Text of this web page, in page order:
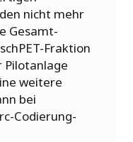
nicht mehr
Gesamt-
Fraktion
Pilotanlage
weitere
bei
Codierung-